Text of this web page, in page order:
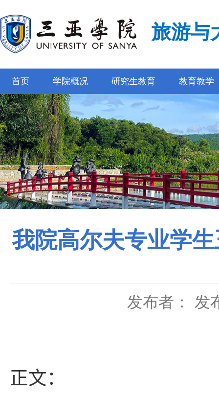
旅游与
首页 学院概况 研究生教育 教育教学
我院高尔夫专业学
发布者： 发
正文：